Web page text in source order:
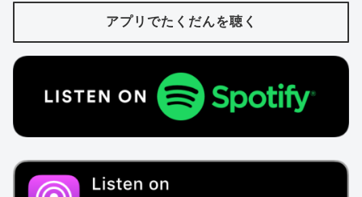
アプリでたくだんを聴く